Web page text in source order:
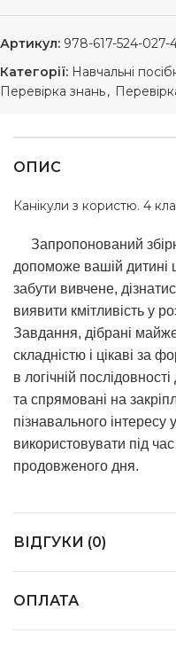
Артикул: 978-617-524-027-
Категорії: Навчальні
Перевірка знань,
ОПИС
Канікули з користю. 4
Запропонований
допоможе вашій дитині
забути вивчене,
виявити кмітливість у
Завдання, дібрані майже
складністю і цікаві за
в логічній
та спрямовані на
пізнавального
використовувати під
продовженого дня.
ВІДГУКИ (0)
ОПЛАТА